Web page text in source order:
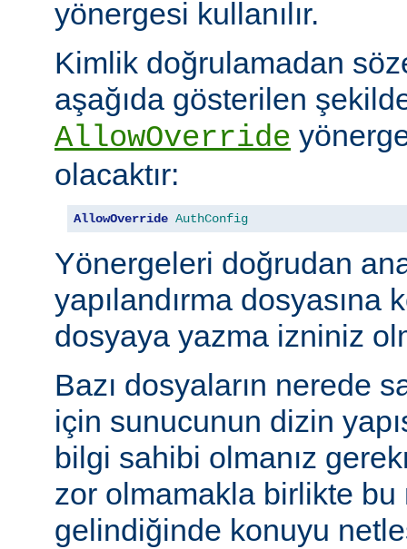
yönergesi kullanılır.
Kimlik doğrulamadan
aşağıda gösterilen
AllowOverride
olacaktır:
AllowOverride AuthConfig
Yönergeleri doğrudan
yapılandırma dosyasına
dosyaya yazma izniniz
Bazı dosyaların nerede
için sunucunun dizin
bilgi sahibi olmanız
zor olmamakla birlikte bu
gelindiğinde konuyu